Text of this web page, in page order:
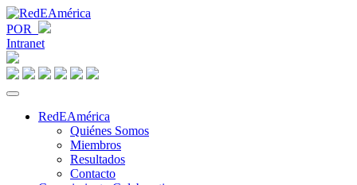
POR
Intranet
RedEAmérica
Quiénes Somos
Miembros
Resultados
Contacto